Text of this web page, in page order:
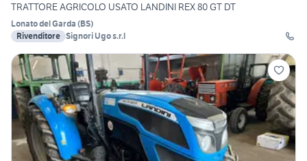
TRATTORE AGRICOLO USATO LANDINI REX 80 GT DT
Lonato del Garda (BS)
Rivenditore Signori Ugo s.r.l